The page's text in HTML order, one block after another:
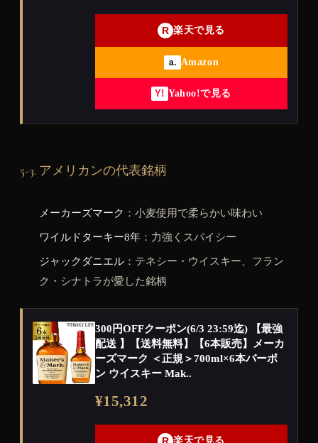
R 楽天で見る
a. Amazon
Y! Yahoo!で見る
5-3. アメリカンの代表銘柄
メーカーズマーク ：小麦使用で柔らかい味わい
ワイルドターキー8年：力強くスパイシー
ジャックダニエル：テネシー・ウイスキー、フラン
ク・シナトラが愛した銘柄
300円OFFクーポン(6/3 23:59迄) 【最強
配送 】【送料無料】【6本販売】メーカ
ーズマーク ＜正規＞700ml×6本バーボ
ン ウイスキー Mak..
¥15,312
R 楽天で見る